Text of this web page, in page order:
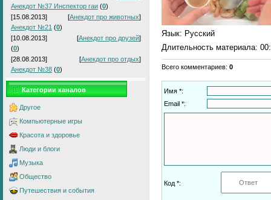
Анекдот №37 Инспектор гаи (0)
[15.08.2013]
[Анекдот про животных]
Анекдот №21 (0)
[10.08.2013]
[Анекдот про друзей]
(0)
[28.08.2013]
[Анекдот про отдых]
Анекдот №38 (0)
Категории каналов
Другое
Компьютерные игры
Красота и здоровье
Люди и блоги
Музыка
Общество
Путешествия и события
Язык: Русский
Длительность материала:
Всего комментариев: 0
Имя *:
Email *:
Код *: